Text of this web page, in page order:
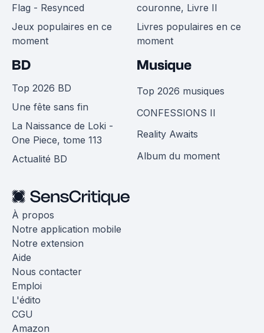
Flag - Resynced
Jeux populaires en ce
moment
couronne, Livre II
Livres populaires en ce
moment
BD
Top 2026 BD
Une fête sans fin
La Naissance de Loki -
One Piece, tome 113
Actualité BD
Musique
Top 2026 musiques
CONFESSIONS II
Reality Awaits
Album du moment
À propos
Notre application mobile
Notre extension
Aide
Nous contacter
Emploi
L'édito
CGU
Amazon